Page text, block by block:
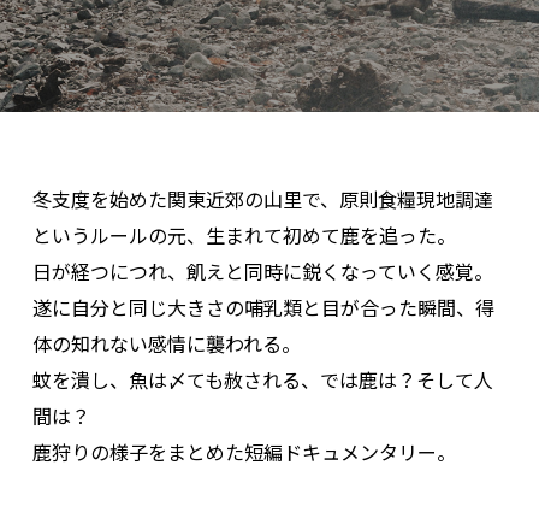
冬支度を始めた関東近郊の山里で、原則食糧現地調達
というルールの元、生まれて初めて鹿を追った。
日が経つにつれ、飢えと同時に鋭くなっていく感覚。
遂に自分と同じ大きさの哺乳類と目が合った瞬間、得
体の知れない感情に襲われる。
蚊を潰し、魚は〆ても赦される、では鹿は？そして人
間は？
鹿狩りの様子をまとめた短編ドキュメンタリー。